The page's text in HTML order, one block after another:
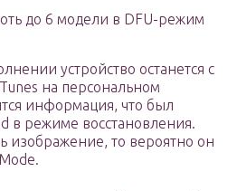
до 6 модели в DFU-режим
устройство останется с
на персональном
информация, что был
в режиме восстановления.
изображение, то вероятно он